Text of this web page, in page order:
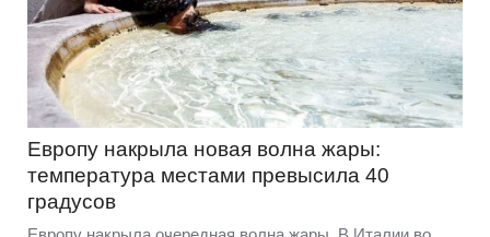
Европу накрыла новая волна жары:
температура местами превысила 40
градусов